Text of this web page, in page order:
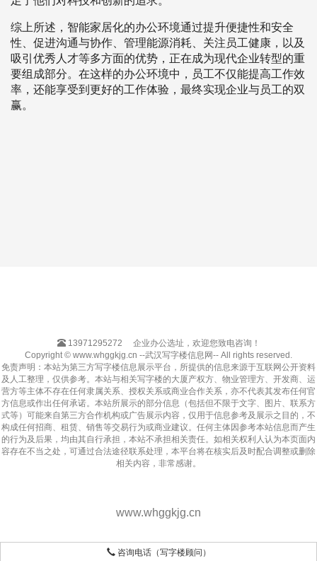
综上所述，智能家居化的办公环境通过提升便捷性和安全
性、促进沟通与协作、管理能源消耗、关注员工健康，以及
吸引优秀人才等多方面的优势，正在成为现代企业转型的重
要组成部分。在这样的办公环境中，员工不仅能提高工作效
率，还能享受到更好的工作体验，最终实现企业与员工的双
赢。
13971295272
企业办公选址，欢迎您致电咨询！
Copyright © www.whggkjg.cn --武汉写字楼信息网-- All rights reserved.
免责声明：本站为第三方写字楼信息展示平台，所提供的信息来源于互联网公开资料
及人工整理，仅供参考。本站与相关写字楼的大厦产权方、物业管理方、开发商、运
营方等主体不存在任何隶属关系、授权关系或商业合作关系，亦不代表其发布任何官
方信息或作出任何承诺。本站所展示的部分信息（包括但不限于文字、图片、联系方
式等）可能来自第三方合作机构或广告展示内容，仅用于信息参考及展示之目的，不
构成任何招商、租赁、销售等交易行为或商业建议。任何主体因参考本站信息而产生
的行为及后果，均由其自行承担，本站不承担相关责任。如相关权利人认为本页面内
容存在不当之处，可通过合法途径联系处理，本平台将在核实后及时配合调整或删除
相关内容，非常感谢。
www.whggkjg.cn
咨询电话（写字楼顾问）